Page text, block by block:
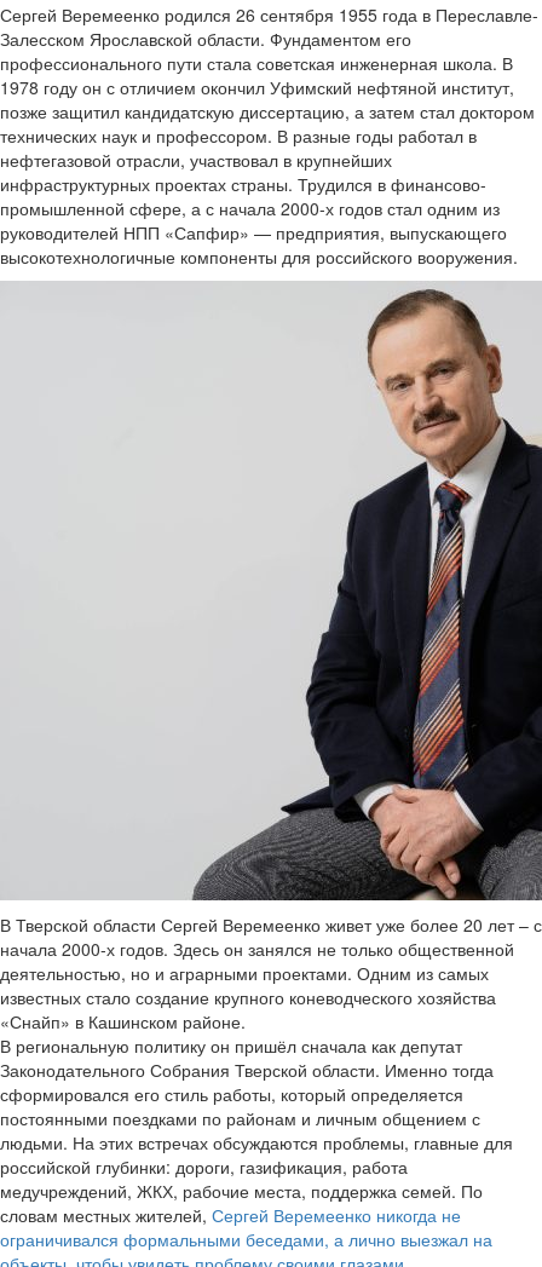
Сергей Веремеенко родился 26 сентября 1955 года в Переславле-
Залесском Ярославской области. Фундаментом его
профессионального пути стала советская инженерная школа. В
1978 году он с отличием окончил Уфимский нефтяной институт,
позже защитил кандидатскую диссертацию, а затем стал доктором
технических наук и профессором. В разные годы работал в
нефтегазовой отрасли, участвовал в крупнейших
инфраструктурных проектах страны. Трудился в финансово-
промышленной сфере, а с начала 2000-х годов стал одним из
руководителей НПП «Сапфир» — предприятия, выпускающего
высокотехнологичные компоненты для российского вооружения.
В Тверской области Сергей Веремеенко живет уже более 20 лет – с
начала 2000-х годов. Здесь он занялся не только общественной
деятельностью, но и аграрными проектами. Одним из самых
известных стало создание крупного коневодческого хозяйства
«Снайп» в Кашинском районе.
В региональную политику он пришёл сначала как депутат
Законодательного Собрания Тверской области. Именно тогда
сформировался его стиль работы, который определяется
постоянными поездками по районам и личным общением с
людьми. На этих встречах обсуждаются проблемы, главные для
российской глубинки: дороги, газификация, работа
медучреждений, ЖКХ, рабочие места, поддержка семей. По
словам местных жителей, Сергей Веремеенко никогда не
ограничивался формальными беседами, а лично выезжал на